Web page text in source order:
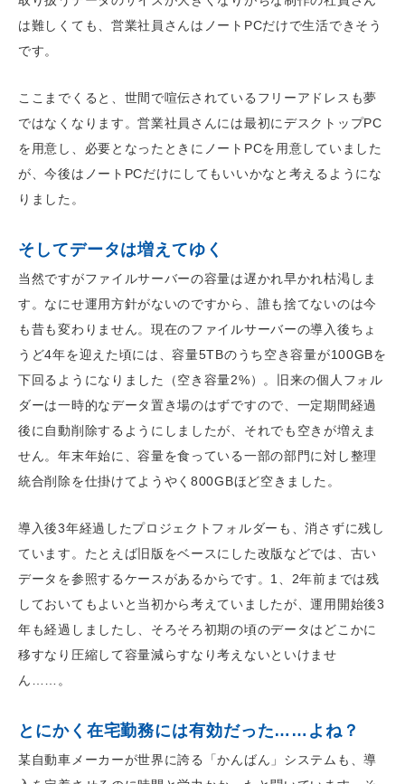
は難しくても、営業社員さんはノートPCだけで生活できそう
です。
ここまでくると、世間で喧伝されているフリーアドレスも夢
ではなくなります。営業社員さんには最初にデスクトップPC
を用意し、必要となったときにノートPCを用意していました
が、今後はノートPCだけにしてもいいかなと考えるようにな
りました。
そしてデータは増えてゆく
当然ですがファイルサーバーの容量は遅かれ早かれ枯渇しま
す。なにせ運用方針がないのですから、誰も捨てないのは今
も昔も変わりません。現在のファイルサーバーの導入後ちょ
うど4年を迎えた頃には、容量5TBのうち空き容量が100GBを
下回るようになりました（空き容量2%）。旧来の個人フォル
ダーは一時的なデータ置き場のはずですので、一定期間経過
後に自動削除するようにしましたが、それでも空きが増えま
せん。年末年始に、容量を食っている一部の部門に対し整理
統合削除を仕掛けてようやく800GBほど空きました。
導入後3年経過したプロジェクトフォルダーも、消さずに残し
ています。たとえば旧版をベースにした改版などでは、古い
データを参照するケースがあるからです。1、2年前までは残
しておいてもよいと当初から考えていましたが、運用開始後3
年も経過しましたし、そろそろ初期の頃のデータはどこかに
移すなり圧縮して容量減らすなり考えないといけませ
ん……。
とにかく在宅勤務には有効だった……よね？
某自動車メーカーが世界に誇る「かんばん」システムも、導